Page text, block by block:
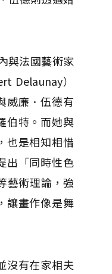
與法國藝術家
Delaunay）
威廉．伍德有
伯特。而她與
也是相知相惜
出「同時性色
藝術理論，強
讓畫作像是舞
沒有在家相夫